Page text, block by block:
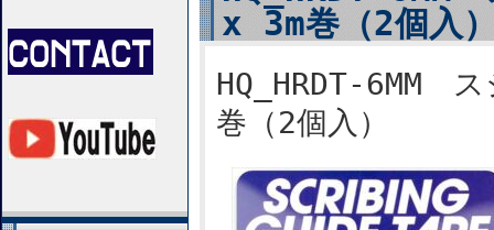
x 3m巻（2個入
HQ_HRDT-6MM
巻（2個入）